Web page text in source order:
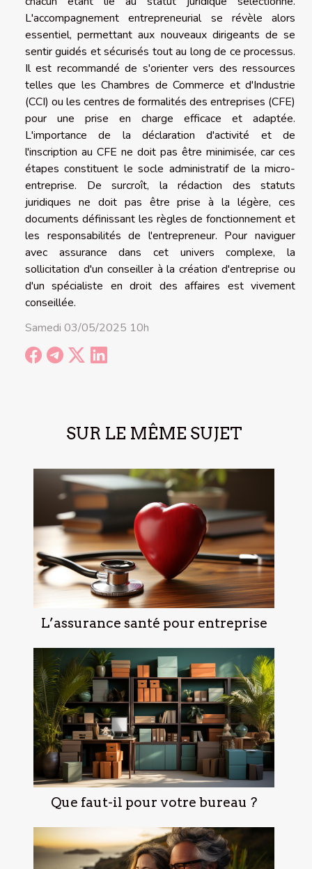
SUR LE MÊME SUJET
L’assurance santé pour entreprise
Que faut-il pour votre bureau ?
L'accompagnement entrepreneurial se révèle alors
essentiel, permettant aux nouveaux dirigeants de se
sentir guidés et sécurisés tout au long de ce processus.
Il est recommandé de s'orienter vers des ressources
telles que les Chambres de Commerce et d'Industrie
(CCI) ou les centres de formalités des entreprises (CFE)
pour une prise en charge efficace et adaptée.
L'importance de la déclaration d'activité et de
l'inscription au CFE ne doit pas être minimisée, car ces
étapes constituent le socle administratif de la micro-
entreprise. De surcroît, la rédaction des statuts
juridiques ne doit pas être prise à la légère, ces
documents définissant les règles de fonctionnement et
les responsabilités de l'entrepreneur. Pour naviguer
avec assurance dans cet univers complexe, la
sollicitation d'un conseiller à la création d'entreprise ou
d'un spécialiste en droit des affaires est vivement
conseillée.
Samedi 03/05/2025 10h